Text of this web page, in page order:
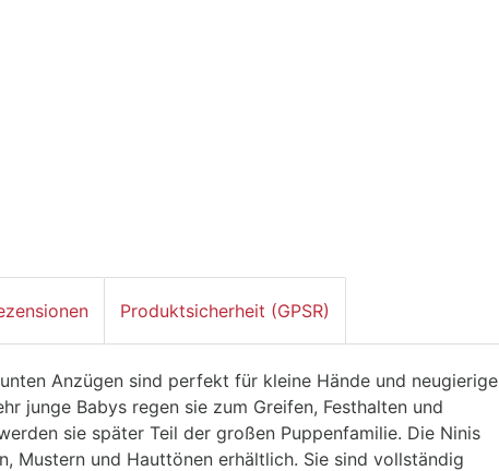
Produktsicherheit (GPSR)
Anzügen sind perfekt für kleine Hände und neugierige
junge Babys regen sie zum Greifen, Festhalten und
sie später Teil der großen Puppenfamilie. Die Ninis
Mustern und Hauttönen erhältlich. Sie sind vollständig